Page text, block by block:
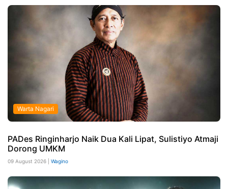
Warta Nagari
PADes Ringinharjo Naik Dua Kali Lipat, Sulistiyo Atmaji
Dorong UMKM
09 August 2026 | Wagino